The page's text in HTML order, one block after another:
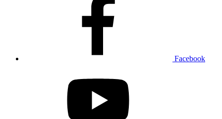
Facebook